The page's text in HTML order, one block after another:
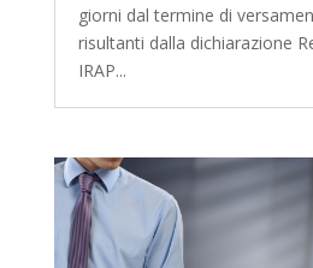
giorni dal termine di
risultanti dalla dichiarazione
IRAP...